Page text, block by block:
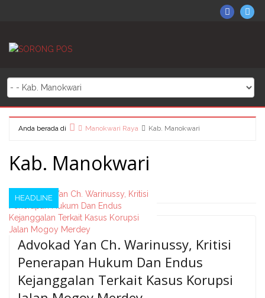
Anda berada di
Manokwari Raya Kab. Manokwari
Kab. Manokwari
HEADLINE
Advokad Yan Ch. Warinussy, Kritisi
Penerapan Hukum Dan Endus
Kejanggalan Terkait Kasus Korupsi
Posts
navigation